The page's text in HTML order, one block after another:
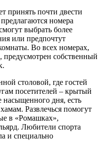
принять почти двести
номера
выбрать более
или предпочтут
Во всех номерах,
предусмотрен собственный
столовой, где гостей
посетителей – крытый
насыщенного дня, есть
Развлечься помогут
в «Ромашках»,
Любители спорта
и специально